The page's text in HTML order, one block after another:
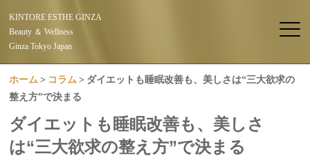
KINTORE ESTHE GINZA
Beauty ＆ Wellness
Ginza Tokyo Japan
ホーム コラム
ダイエットも睡眠改善も、美しさは“三大欲求の
整え方”で決まる
ダイエットも睡眠改善も、美しさ
は“三大欲求の整え方”で決まる